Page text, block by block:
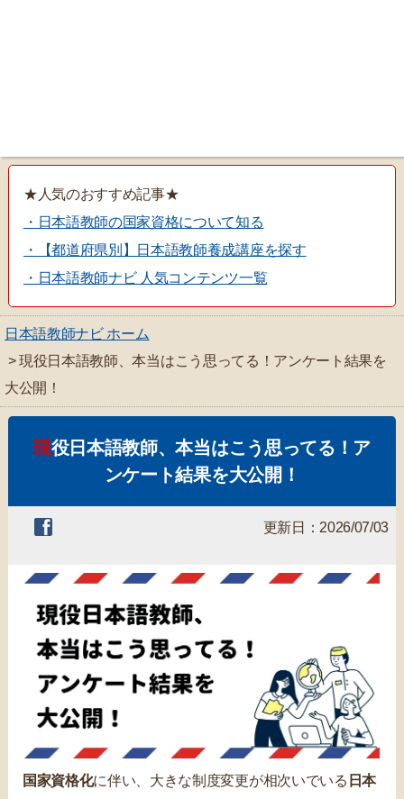
★人気のおすすめ記事★
・日本語教師の国家資格について知る
・【都道府県別】日本語教師養成講座を探す
・日本語教師ナビ 人気コンテンツ一覧
日本語教師ナビ ホーム
> 現役日本語教師、本当はこう思ってる！アンケート結果を
大公開！
現役日本語教師、本当はこう思ってる！ア
ンケート結果を大公開！
更新日：2026/07/03
国家資格化に伴い、大きな制度変更が相次いでいる 日本